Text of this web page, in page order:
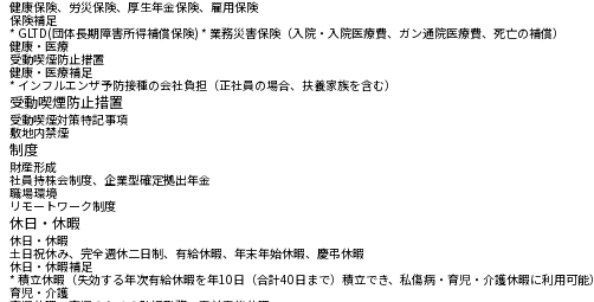
健康保険、労災保険、厚生年金保険、雇用保険
保険補足
* GLTD(団体長期障害所得補償保険) * 業務災害保険（入院・入院医療費、ガン通院医療費、死亡の補償）
健康・医療
受動喫煙防止措置
健康・医療補足
* インフルエンザ予防接種の会社負担（正社員の場合、扶養家族を含む）
受動喫煙防止措置
受動喫煙対策特記事項
敷地内禁煙
制度
財産形成
社員持株会制度、企業型確定拠出年金
職場環境
リモートワーク制度
休日・休暇
休日・休暇
土日祝休み、完全週休二日制、有給休暇、年末年始休暇、慶弔休暇
休日・休暇補足
* 積立休暇（失効する年次有給休暇を年10日（合計40日まで）積立でき、私傷病・育児・介護休暇に利用可能）
育児・介護